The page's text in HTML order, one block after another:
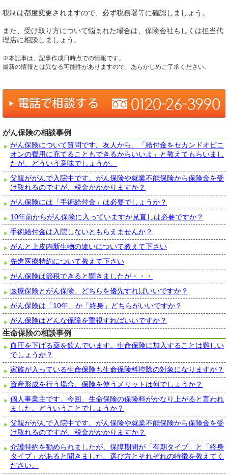
税制は都度変更されますので、必ず税務署等に確認しましょう。
また、受け取り方について悩まれた場合は、保険会社もしくは担当代
理店に相談しましょう。
※本記事は、記事作成日時点での情報です。
最新の情報とは異なる可能性がありますので、あらかじめご了承ください。
がん保険の相談事例
がん保険について質問です。友人から、「給付金をセカンドオピニ
オンの費用に充てることもできるからいいよ」と教えてもらいまし
たが、どういう意味でしょうか。
父親ががんで入院中です。がん保険や就業不能保険から保険金を受
け取れるのですが、税金がかかりますか？
がん保険には「手術給付金」は必要でしょうか？
10年前からがん保険に入っていますが見直しは必要ですか？
手術給付金は入院しないともらえませんか？
がんと上皮内新生物の違いについて教えて下さい
先進医療特約について教えて下さい
がん保険は節税できると聞きましたが・・・
医療保険とがん保険、どちらを優先すればいいですか？
がん保険は「10年」か「終身」どちらがいいですか？
がん保険はどんな保障を重視すればいいですか？
生命保険の相談事例
血圧を下げる薬を飲んでいます。生命保険に加入することは難しい
でしょうか？
家族が入っている生命保険も生命保険料控除の対象になりますか？
資産形成を行う場合、保険を使うメリットは何でしょうか？
個人事業主です。今回、生命保険の保険料がかなり上がると言われ
ました。どういうことでしょうか？
父親ががんで入院中です。がん保険や就業不能保険から保険金を受
け取れるのですが、税金がかかりますか？
介護特約を勧められましたが、保障期間が「有期タイプ」と「終身
タイプ」があると聞きました。選び方とそれぞれの特徴を教えてく
ださい。